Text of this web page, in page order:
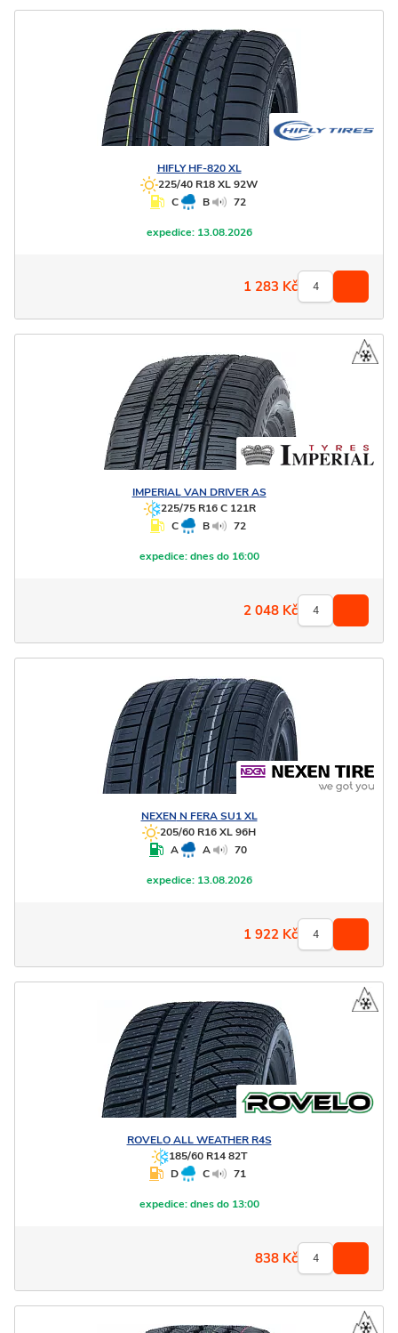
HIFLYHF-820 XL
225/40 R18 XL 92W
C
B 72
expedice:13.08.2026
1 283 Kč
IMPERIALVAN DRIVER AS
225/75 R16 C 121R
C
B 72
expedice:dnes do 16:00
2 048 Kč
NEXEN N FERA SU1 XL
205/60 R16 XL 96H
A
A 70
expedice:13.08.2026
1 922 Kč
ROVELOALL WEATHER R4S
185/60 R14 82T
D
C 71
expedice:dnes do 13:00
838 Kč